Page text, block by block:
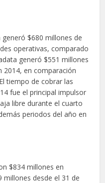
$680 millones de
operativas, comparado
generó $551 millones
2014, en comparación
tiempo de cobrar las
fue el principal impulsor
libre durante el cuarto
periodos del año en
$834 millones en
desde el 31 de